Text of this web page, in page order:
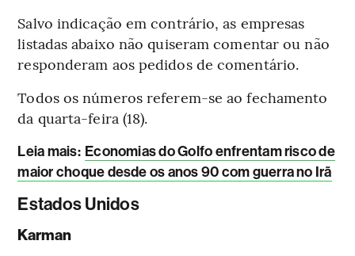
Salvo indicação em contrário, as empresas
listadas abaixo não quiseram comentar ou não
responderam aos pedidos de comentário.
Todos os números referem-se ao fechamento
da quarta-feira (18).
Leia mais: Economias do Golfo enfrentam risco de
maior choque desde os anos 90 com guerra no Irã
Estados Unidos
Karman